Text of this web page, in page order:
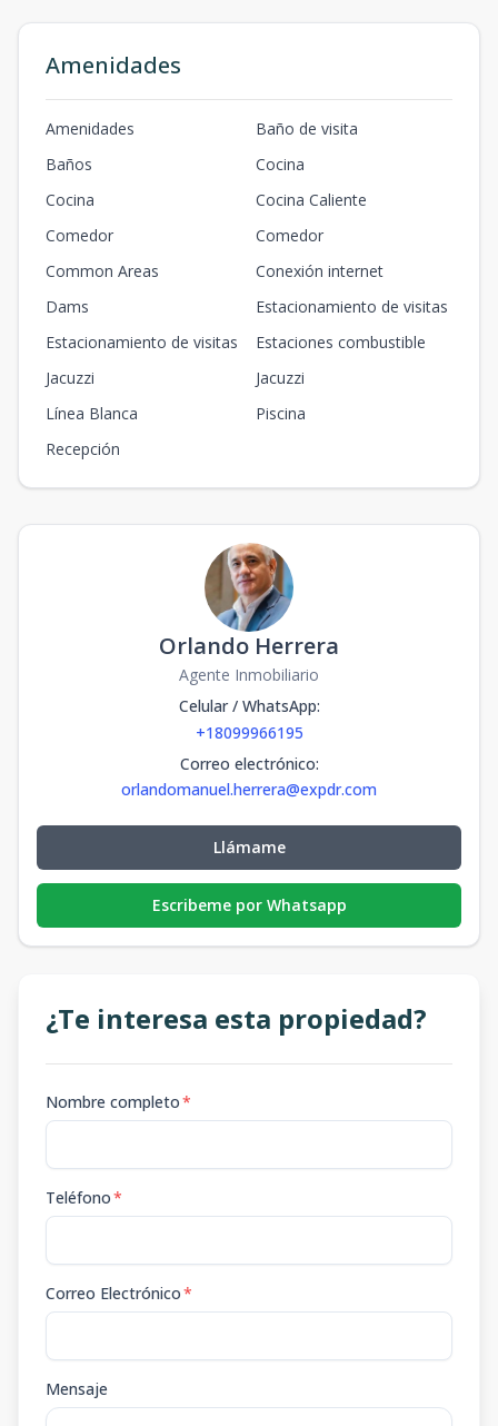
Amenidades
Amenidades
Baño de visita
Baños
Cocina
Cocina
Cocina Caliente
Comedor
Comedor
Common Areas
Conexión internet
Dams
Estacionamiento de visitas
Estacionamiento de visitas
Estaciones combustible
Jacuzzi
Jacuzzi
Línea Blanca
Piscina
Recepción
Orlando Herrera
Agente Inmobiliario
Celular / WhatsApp:
+18099966195
Correo electrónico:
orlandomanuel.herrera@expdr.com
Llámame
Escribeme por Whatsapp
¿Te interesa esta propiedad?
Nombre completo*
Teléfono*
Correo Electrónico*
Mensaje